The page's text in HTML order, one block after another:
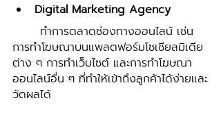
Digital Marketing Agency
การทำโฆษณาบนแพลตฟอร์มโซเชียลมิเดีย
ต่าง ๆ การทำเว็บไซต์ และการทำโฆษณา
ออนไลน์อื่น ๆ ที่ทำให้เข้าถึงลูกค้าได้ง่ายและ
วัดผลได้